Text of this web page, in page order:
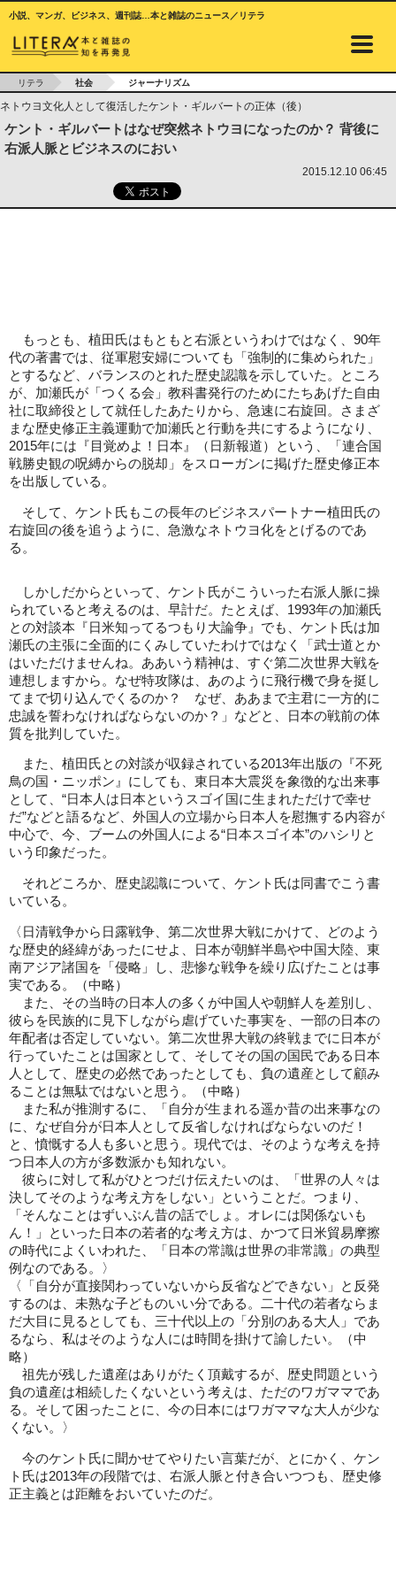
小説、マンガ、ビジネス、週刊誌…本と雑誌のニュース／リテラ
リテラ 社会 ジャーナリズム
ネトウヨ文化人として復活したケント・ギルバートの正体（後）
ケント・ギルバートはなぜ突然ネトウヨになったのか？ 背後に
右派人脈とビジネスのにおい
2015.12.10 06:45
もっとも、植田氏はもともと右派というわけではなく、90年
代の著書では、従軍慰安婦についても「強制的に集められた」
とするなど、バランスのとれた歴史認識を示していた。ところ
が、加瀬氏が「つくる会」教科書発行のためにたちあげた自由
社に取締役として就任したあたりから、急速に右旋回。さまざ
まな歴史修正主義運動で加瀬氏と行動を共にするようになり、
2015年には『目覚めよ！日本』（日新報道）という、「連合国
戦勝史観の呪縛からの脱却」をスローガンに掲げた歴史修正本
を出版している。
そして、ケント氏もこの長年のビジネスパートナー植田氏の
右旋回の後を追うように、急激なネトウヨ化をとげるのであ
る。
しかしだからといって、ケント氏がこういった右派人脈に操
られていると考えるのは、早計だ。たとえば、1993年の加瀬氏
との対談本『日米知ってるつもり大論争』でも、ケント氏は加
瀬氏の主張に全面的にくみしていたわけではなく「武士道とか
はいただけませんね。ああいう精神は、すぐ第二次世界大戦を
連想しますから。なぜ特攻隊は、あのように飛行機で身を挺し
てまで切り込んでくるのか？ なぜ、ああまで主君に一方的に
忠誠を誓わなければならないのか？」などと、日本の戦前の体
質を批判していた。
また、植田氏との対談が収録されている2013年出版の『不死
鳥の国・ニッポン』にしても、東日本大震災を象徴的な出来事
として、“日本人は日本というスゴイ国に生まれただけで幸せ
だ”などと語るなど、外国人の立場から日本人を慰撫する内容が
中心で、今、ブームの外国人による“日本スゴイ本”のハシリと
いう印象だった。
それどころか、歴史認識について、ケント氏は同書でこう書
いている。
〈日清戦争から日露戦争、第二次世界大戦にかけて、どのよう
な歴史的経緯があったにせよ、日本が朝鮮半島や中国大陸、東
南アジア諸国を「侵略」し、悲惨な戦争を繰り広げたことは事
実である。（中略）
また、その当時の日本人の多くが中国人や朝鮮人を差別し、
彼らを民族的に見下しながら虐げていた事実を、一部の日本の
年配者は否定していない。第二次世界大戦の終戦までに日本が
行っていたことは国家として、そしてその国の国民である日本
人として、歴史の必然であったとしても、負の遺産として顧み
ることは無駄ではないと思う。（中略）
また私が推測するに、「自分が生まれる遥か昔の出来事なの
に、なぜ自分が日本人として反省しなければならないのだ！
と、憤慨する人も多いと思う。現代では、そのような考えを持
つ日本人の方が多数派かも知れない。
彼らに対して私がひとつだけ伝えたいのは、「世界の人々は
決してそのような考え方をしない」ということだ。つまり、
「そんなことはずいぶん昔の話でしょ。オレには関係ないも
ん！」といった日本の若者的な考え方は、かつて日米貿易摩擦
の時代によくいわれた、「日本の常識は世界の非常識」の典型
例なのである。〉
〈「自分が直接関わっていないから反省などできない」と反発
するのは、未熟な子どものいい分である。二十代の若者ならま
だ大目に見るとしても、三十代以上の「分別のある大人」であ
るなら、私はそのような人には時間を掛けて諭したい。（中
略）
祖先が残した遺産はありがたく頂戴するが、歴史問題という
負の遺産は相続したくないという考えは、ただのワガママであ
る。そして困ったことに、今の日本にはワガママな大人が少な
くない。〉
今のケント氏に聞かせてやりたい言葉だが、とにかく、ケン
ト氏は2013年の段階では、右派人脈と付き合いつつも、歴史修
正主義とは距離をおいていたのだ。